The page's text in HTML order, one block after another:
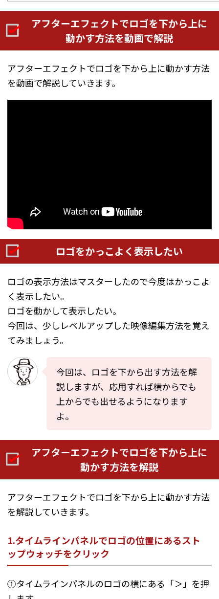
アフターエフェクトでロゴを下から上に
動かす方法を動画で解説
アフターエフェクトでロゴを下から上に動かす方法
を動画で解説していきます。
ロゴをかっこよく表示したい
ロゴの表示方法はマスターしたので今度はかっこよ
く表示したい。
ロゴを動かして表示したい。
今回は、少しレベルアップした映像編集方法を覚え
てみましょう。
今回は、ロゴを下から出す方法を解
説しますが、応用すれば横からでも
上からでも出せるようになります
よ。
アフターエフェクトでロゴを下から上に
動かす方法を解説
アフターエフェクトでロゴを下から上に動かす方法
を解説していきます。
1.タイムラインパネルでロゴの位置にあるスト
ップウォッチをクリック
①タイムラインパネルのロゴの横にある「＞」を押